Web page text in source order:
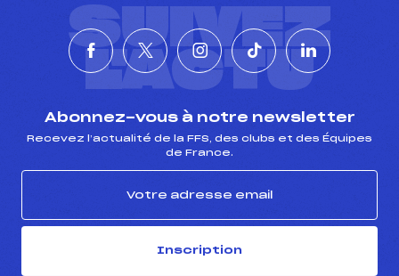
SUIVEZ
L'ACTU
Abonnez-vous à notre newsletter
Recevez l’actualité de la FFS, des clubs et des Équipes
de France.
Inscription